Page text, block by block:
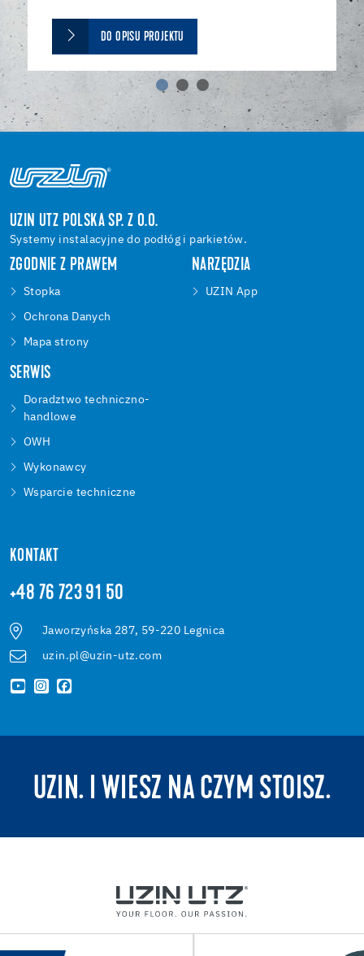
DO OPISU PROJEKTU
UZIN UTZ POLSKA SP. Z O.O.
Systemy instalacyjne do podłóg i parkietów.
ZGODNIE Z PRAWEM
Stopka
Ochrona Danych
Mapa strony
NARZĘDZIA
UZIN App
SERWIS
Doradztwo techniczno-
handlowe
OWH
Wykonawcy
Wsparcie techniczne
KONTAKT
+48 76 723 91 50
Jaworzyńska 287, 59-220 Legnica
uzin.pl@uzin-utz.com
UZIN. I WIESZ NA CZYM STOISZ.